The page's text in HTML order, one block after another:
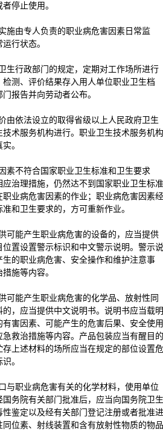
停止使用。
由专人负责的职业病危害因素日常监
行状态。
行政部门的规定，定期对工作场所进行
测、评价结果存入用人单位职业卫生档
报告并向劳动者公布。
依法设立的取得省级以上人民政府卫生
术服务机构进行。职业卫生技术服务机构
。
不符合国家职业卫生标准和卫生要求
治理措施，仍然达不到国家职业卫生标准
业病危害因素的作业；职业病危害因素经
和卫生要求的，方可重新作业。
能产生职业病危害的设备的，应当提供
置设置警示标识和中文警示说明。警示说
的职业病危害、安全操作和维护注意事
施等内容。
能产生职业病危害的化学品、放射性同
，应当提供中文说明书。说明书应当载明
害因素、可能产生的危害后果、安全使用
救治措施等内容。产品包装应当有醒目的
上述材料的场所应当在规定的部位设置危
。
职业病危害有关的化学材料，使用单位
务院有关部门批准后，应当向国务院卫生
鉴定以及经有关部门登记注册或者批准进
位素、射线装置和含有放射性物质的物品